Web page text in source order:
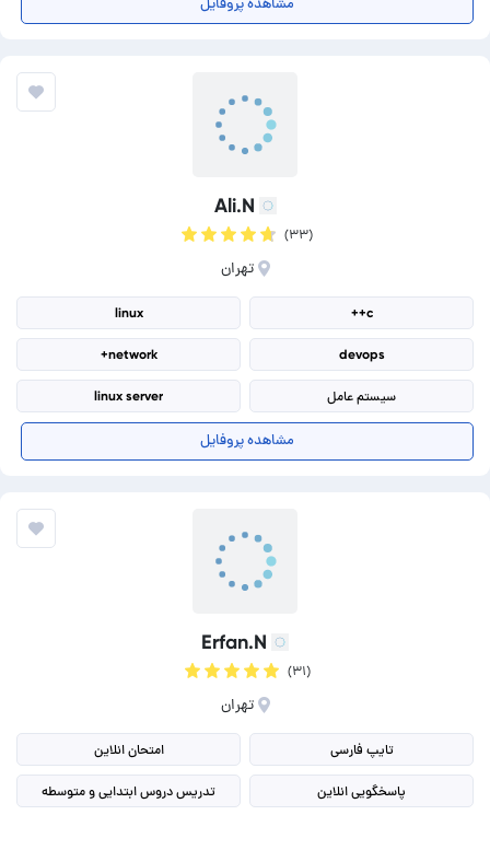
مشاهده پروفایل
Ali.N
(۳۳)
تهران
c++
linux
devops
network+
سیستم عامل linux server
مشاهده پروفایل
Erfan.N
(۳۱)
تهران
تایپ فارسی امتحان انلاین
پاسخگویی انلاین تدریس دروس ابتدایی و متوسطه